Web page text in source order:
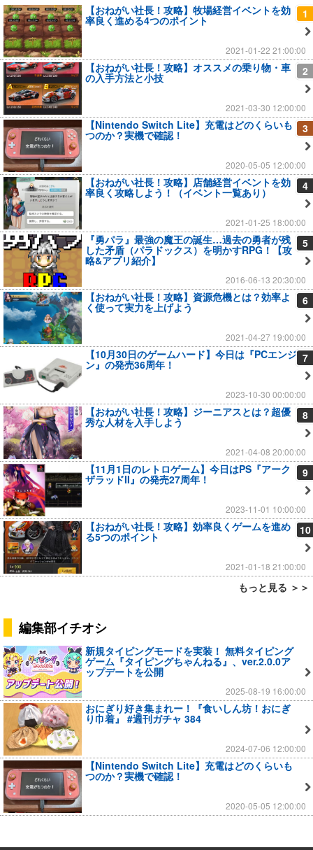
1
【おねがい社長！攻略】牧場経営イベントを効
率良く進める4つのポイント
2021-01-22 21:00:00
2
【おねがい社長！攻略】オススメの乗り物・車
の入手方法と小技
2021-03-30 12:00:00
3
【Nintendo Switch Lite】充電はどのくらいも
つのか？実機で確認！
2020-05-05 12:00:00
4
【おねがい社長！攻略】店舗経営イベントを効
率良く攻略しよう！（イベント一覧あり）
2021-01-25 18:00:00
5
『勇パラ』最強の魔王の誕生…過去の勇者が残
した矛盾（パラドックス）を明かすRPG！【攻
略&アプリ紹介】
2016-06-13 20:30:00
6
【おねがい社長！攻略】資源危機とは？効率よ
く使って実力を上げよう
2021-04-27 19:00:00
7
【10月30日のゲームハード】今日は『PCエンジ
ン』の発売36周年！
2023-10-30 00:00:00
8
【おねがい社長！攻略】ジーニアスとは？超優
秀な人材を入手しよう
2021-04-08 20:00:00
9
【11月1日のレトロゲーム】今日はPS『アーク
ザラッドII』の発売27周年！
2023-11-01 10:00:00
10
【おねがい社長！攻略】効率良くゲームを進め
る5つのポイント
2021-01-18 21:00:00
もっと見る ＞＞
編集部イチオシ
新規タイピングモードを実装！ 無料タイピング
ゲーム『タイピングちゃんねる』、ver.2.0.0ア
ップデートを公開
2025-08-19 16:00:00
おにぎり好き集まれー！『食いしん坊！おにぎ
り巾着』 #週刊ガチャ 384
2024-07-06 12:00:00
【Nintendo Switch Lite】充電はどのくらいも
つのか？実機で確認！
2020-05-05 12:00:00